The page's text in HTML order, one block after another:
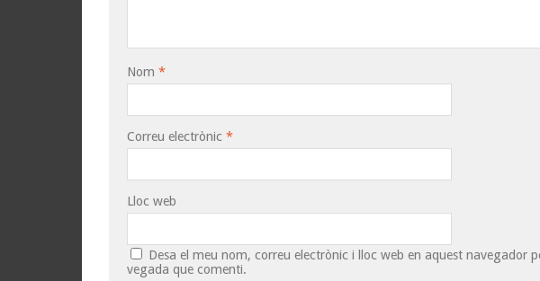
Nom *
Correu electrònic *
Lloc web
Desa el meu nom, correu electrònic i lloc web en aquest navegador
vegada que comenti.